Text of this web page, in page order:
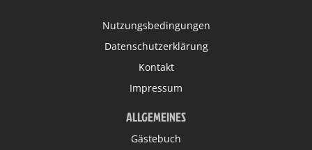
Nutzungsbedingungen
Datenschutzerklärung
Kontakt
Impressum
ALLGEMEINES
Gästebuch